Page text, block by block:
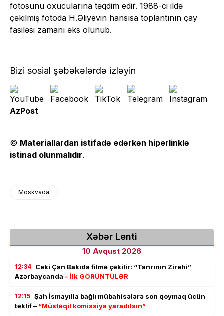
fotosunu oxucularına təqdim edir. 1988-ci ildə
çəkilmiş fotoda H.Əliyevin hansısa toplantının çay
fasiləsi zamanı əks olunub.
Bizi sosial şəbəkələrdə izləyin
AzPost
© Materiallardan istifadə edərkən hiperlinklə
istinad olunmalıdır.
Moskvada
Xəbər Lenti
10 Avqust 2026
12:34 Ceki Çan Bakıda filmə çəkilir: “Tanrının Zirehi”
Azərbaycanda – İlk GÖRÜNTÜLƏR
12:15 Şah İsmayılla bağlı mübahisələrə son qoymaq üçün
təklif – “Müstəqil komissiya yaradılsın”